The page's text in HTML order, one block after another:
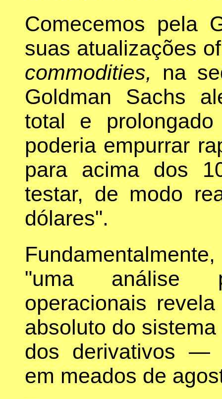
Comecemos
suas atualizações
commodities,
na
Goldman Sachs
total e
poderia empurrar
para acima dos
testar, de modo
dólares".
"uma análise
operacionais
absoluto do
dos derivativos —
em meados de